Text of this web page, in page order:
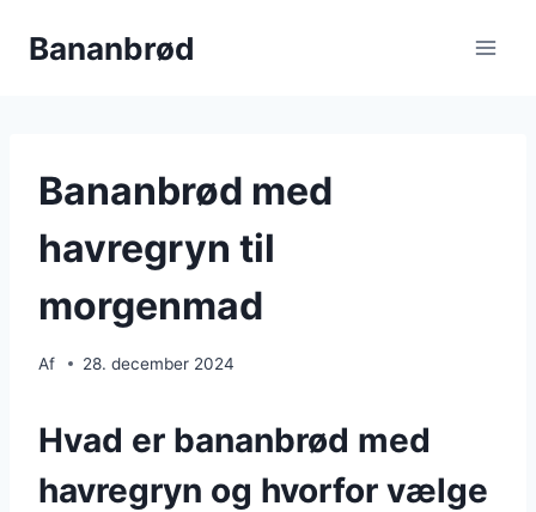
Bananbrød
Bananbrød med
havregryn til
morgenmad
Af 28. december 2024
Hvad er bananbrød med
havregryn og hvorfor vælge